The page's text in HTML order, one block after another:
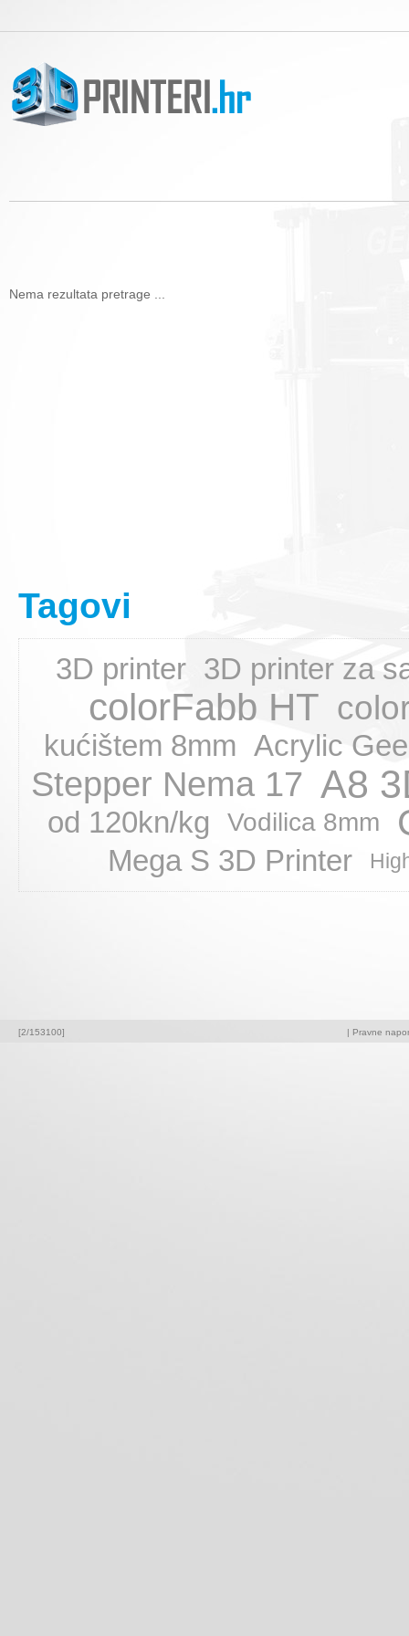
Nema rezultata pretrage ...
Tagovi
3D printer 3D printer za
colorFabb HT
kućištem 8mm Acrylic
Stepper Nema 17 A8
od 120kn/kg Vodilica 8mm
Mega S 3D Printer
| Pravne
[2/153100]